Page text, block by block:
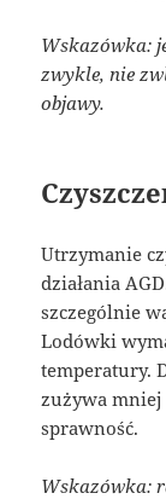
Wskazówka:
zwykle, nie
objawy.
Utrzymanie
działania
szczególnie
Lodówki
temperatury.
zużywa
sprawność.
Wskazówka: